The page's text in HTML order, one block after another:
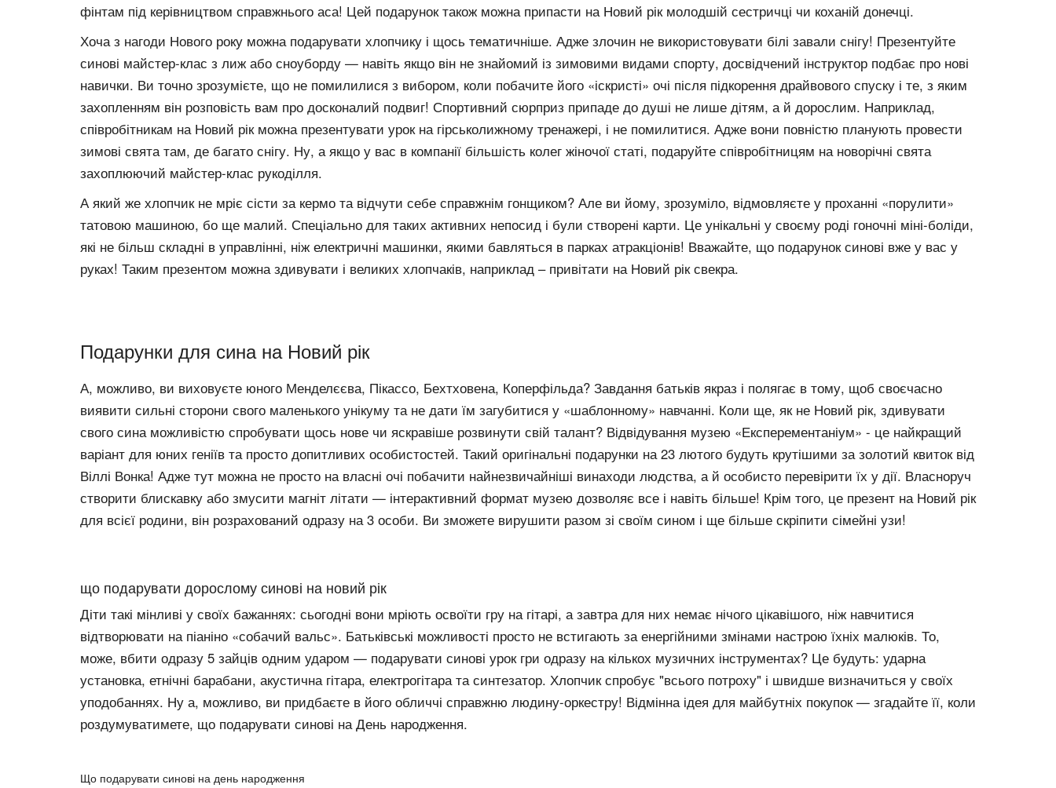
фінтам під керівництвом справжнього аса! Цей подарунок також можна припасти на Новий рік молодшій сестричці чи коханій донечці.
Хоча з нагоди Нового року можна подарувати хлопчику і щось тематичніше. Адже злочин не використовувати білі завали снігу! Презентуйте
синові майстер-клас з лиж або сноуборду — навіть якщо він не знайомий із зимовими видами спорту, досвідчений інструктор подбає про нові
навички. Ви точно зрозумієте, що не помилилися з вибором, коли побачите його «іскристі» очі після підкорення драйвового спуску і те, з яким
захопленням він розповість вам про досконалий подвиг! Спортивний сюрприз припаде до душі не лише дітям, а й дорослим. Наприклад,
співробітникам на Новий рік можна презентувати урок на гірськолижному тренажері, і не помилитися. Адже вони повністю планують провести
зимові свята там, де багато снігу. Ну, а якщо у вас в компанії більшість колег жіночої статі, подаруйте співробітницям на новорічні свята
захоплюючий майстер-клас рукоділля.
А який же хлопчик не мріє сісти за кермо та відчути себе справжнім гонщиком? Але ви йому, зрозуміло, відмовляєте у проханні «порулити»
татовою машиною, бо ще малий. Спеціально для таких активних непосид і були створені карти. Це унікальні у своєму роді гоночні міні-боліди,
які не більш складні в управлінні, ніж електричні машинки, якими бавляться в парках атракціонів! Вважайте, що подарунок синові вже у вас у
руках! Таким презентом можна здивувати і великих хлопчаків, наприклад – привітати на Новий рік свекра.
Подарунки для сина на Новий рік
А, можливо, ви виховуєте юного Менделєєва, Пікассо, Бехтховена, Коперфільда? Завдання батьків якраз і полягає в тому, щоб своєчасно
виявити сильні сторони свого маленького унікуму та не дати їм загубитися у «шаблонному» навчанні. Коли ще, як не Новий рік, здивувати
свого сина можливістю спробувати щось нове чи яскравіше розвинути свій талант? Відвідування музею «Експерементаніум» - це найкращий
варіант для юних геніїв та просто допитливих особистостей. Такий оригінальні подарунки на 23 лютого будуть крутішими за золотий квиток від
Віллі Вонка! Адже тут можна не просто на власні очі побачити найнезвичайніші винаходи людства, а й особисто перевірити їх у дії. Власноруч
створити блискавку або змусити магніт літати — інтерактивний формат музею дозволяє все і навіть більше! Крім того, це презент на Новий рік
для всієї родини, він розрахований одразу на 3 особи. Ви зможете вирушити разом зі своїм сином і ще більше скріпити сімейні узи!
що подарувати дорослому синові на новий рік
Діти такі мінливі у своїх бажаннях: сьогодні вони мріють освоїти гру на гітарі, а завтра для них немає нічого цікавішого, ніж навчитися
відтворювати на піаніно «собачий вальс». Батьківські можливості просто не встигають за енергійними змінами настрою їхніх малюків. То,
може, вбити одразу 5 зайців одним ударом — подарувати синові урок гри одразу на кількох музичних інструментах? Це будуть: ударна
установка, етнічні барабани, акустична гітара, електрогітара та синтезатор. Хлопчик спробує "всього потроху" і швидше визначиться у своїх
уподобаннях. Ну а, можливо, ви придбаєте в його обличчі справжню людину-оркестру! Відмінна ідея для майбутніх покупок — згадайте її, коли
роздумуватимете, що подарувати синові на День народження.
Що подарувати синові на день народження